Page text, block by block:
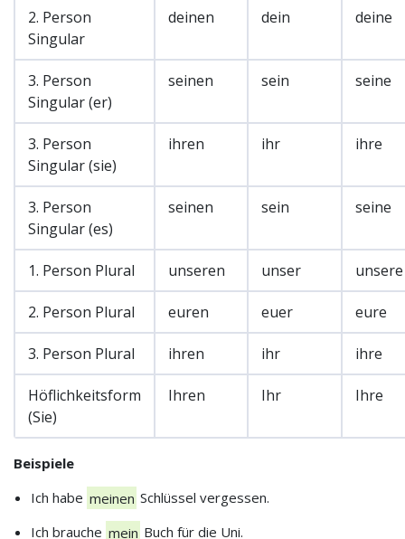
2. Person
Singular
deinen dein deine
3. Person
Singular (er)
seinen sein seine
3. Person
Singular (sie)
ihren ihr ihre
3. Person
Singular (es)
seinen sein seine
1. Person Plural unseren unser unsere
2. Person Plural euren euer eure
3. Person Plural ihren ihr ihre
Höflichkeitsform
(Sie)
Ihren Ihr Ihre
Beispiele
Ich habe meinen Schlüssel vergessen.
Ich brauche mein Buch für die Uni.